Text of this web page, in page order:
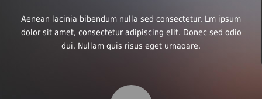
Aenean lacinia bibendum nulla sed consectetur. Lm ipsum
dolor sit amet, consectetur adipiscing elit. Donec sed odio
dui. Nullam quis risus eget urnaoare.